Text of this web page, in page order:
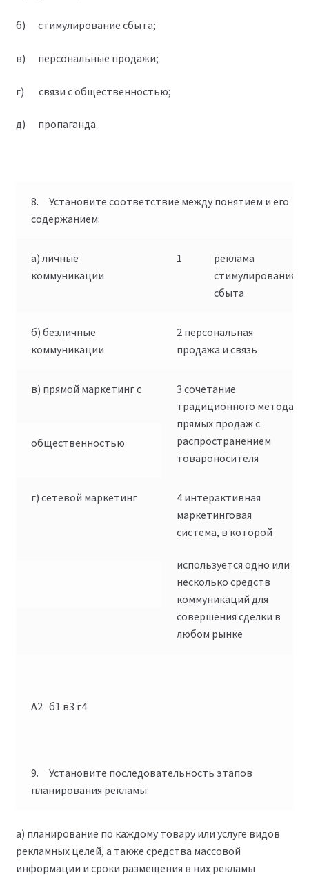
б) стимулирование сбыта;
в) персональные продажи;
г) связи с общественностью;
д) пропаганда.
8. Установите соответствие между понятием и его
содержанием:
а) личные
коммуникации
1
реклама
стимулирования
сбыта
б) безличные
коммуникации
2 персональная
продажа и связь
в) прямой маркетинг с
3 сочетание
традиционного метода
прямых продаж с
распространением
товароносителя
общественностью
г) сетевой маркетинг
4 интерактивная
маркетинговая
система, в которой
используется одно или
несколько средств
коммуникаций для
совершения сделки в
любом рынке
А2 б1 в3 г4
9. Установите последовательность этапов
планирования рекламы:
а) планирование по каждому товару или услуге видов
рекламных целей, а также средства массовой
информации и сроки размещения в них рекламы